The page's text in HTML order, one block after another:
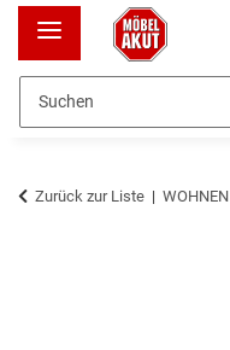
Zurück zur Liste WOHNEN